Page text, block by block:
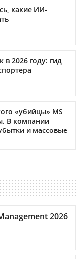
какие ИИ-
в 2026 году: гид
«убийцы» MS
В компании
и массовые
2026